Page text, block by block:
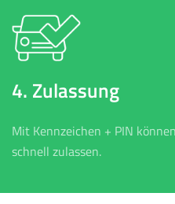
4. Zulassung
Mit Kennzeichen + PIN
schnell zulassen.